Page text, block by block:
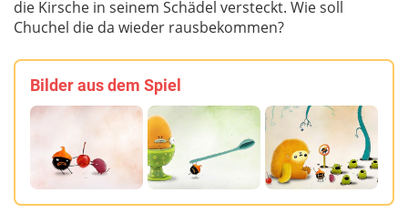
die Kirsche in seinem Schädel versteckt. Wie soll
Chuchel die da wieder rausbekommen?
Bilder aus dem Spiel